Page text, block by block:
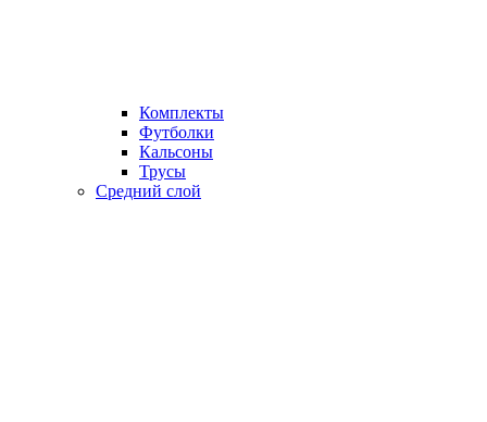
Комплекты
Футболки
Кальсоны
Трусы
Средний слой